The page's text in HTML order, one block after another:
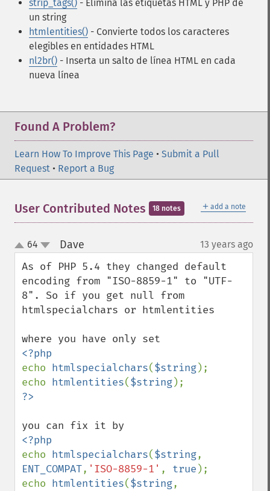
strip_tags() - Elimina las etiquetas HTML y PHP de
un string
htmlentities() - Convierte todos los caracteres
elegibles en entidades HTML
nl2br() - Inserta un salto de línea HTML en cada
nueva línea
Found A Problem?
Learn How To Improve This Page • Submit a Pull
Request • Report a Bug
＋ add a note
User Contributed Notes 18 notes
up
down
64 Dave 13 years ago
As of PHP 5.4 they changed default
encoding from "ISO-8859-1" to "UTF-
8". So if you get null from
htmlspecialchars or htmlentities
echo htmlspecialchars($string);
echo htmlentities($string
echo htmlspecialchars($string
ENT_COMPAT, 'ISO-8859-1' , true );
echo htmlentities($string